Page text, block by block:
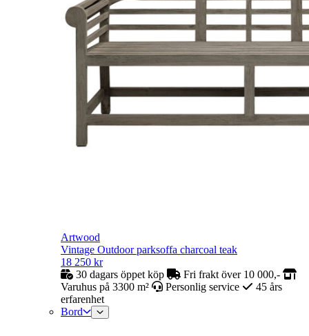
Artwood
Vintage Outdoor parksoffa charcoal teak
18 250 kr
30 dagars öppet köp
Fri frakt över 10 000,-
Varuhus på 3300 m²
Personlig service
45 års
erfarenhet
Bord